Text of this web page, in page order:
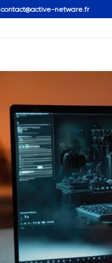
contact@active-netware.fr